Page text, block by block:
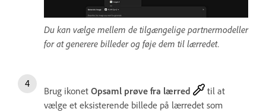
Du kan vælge mellem de tilgængelige partnermodeller
for at generere billeder og føje dem til lærredet.
Brug ikonet Opsaml prøve fra lærred
til at
vælge et eksisterende billede på lærredet som